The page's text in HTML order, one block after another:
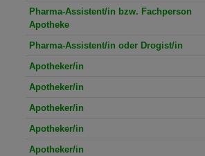
Pharma-Assistent/in bzw. Fachperson
Apotheke
Pharma-Assistent/in oder Drogist/in
Apotheker/in
Apotheker/in
Apotheker/in
Apotheker/in
Apotheker/in